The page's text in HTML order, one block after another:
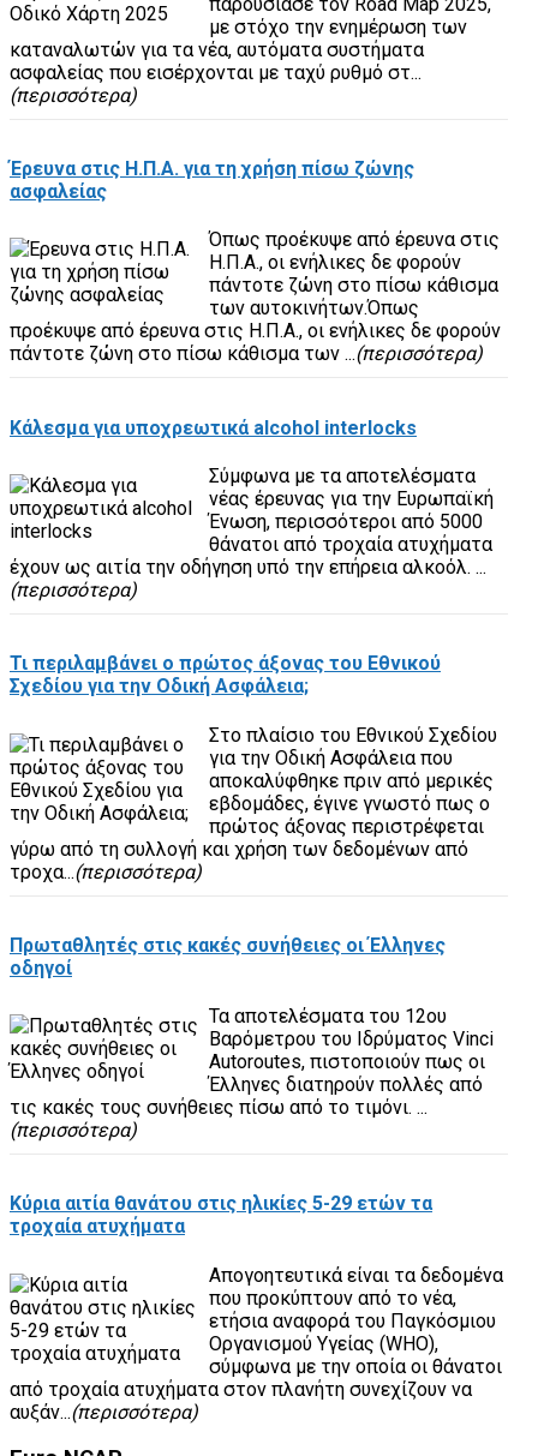
με στόχο την ενημέρωση των
καταναλωτών για τα νέα, αυτόματα συστήματα
ασφαλείας που εισέρχονται με ταχύ ρυθμό στ...
(περισσότερα)
Έρευνα στις Η.Π.Α. για τη χρήση πίσω ζώνης
ασφαλείας
Όπως προέκυψε από έρευνα στις
Η.Π.Α., οι ενήλικες δε φορούν
πάντοτε ζώνη στο πίσω κάθισμα
των αυτοκινήτων.Όπως
προέκυψε από έρευνα στις Η.Π.Α., οι ενήλικες δε φορούν
πάντοτε ζώνη στο πίσω κάθισμα των ...(περισσότερα)
Κάλεσμα για υποχρεωτικά alcohol interlocks
Σύμφωνα με τα αποτελέσματα
νέας έρευνας για την Ευρωπαϊκή
Ένωση, περισσότεροι από 5000
θάνατοι από τροχαία ατυχήματα
έχουν ως αιτία την οδήγηση υπό την επήρεια αλκοόλ. ...
(περισσότερα)
Τι περιλαμβάνει ο πρώτος άξονας του Εθνικού
Σχεδίου για την Οδική Ασφάλεια;
Στο πλαίσιο του Εθνικού Σχεδίου
για την Οδική Ασφάλεια που
αποκαλύφθηκε πριν από μερικές
εβδομάδες, έγινε γνωστό πως ο
πρώτος άξονας περιστρέφεται
γύρω από τη συλλογή και χρήση των δεδομένων από
τροχα...(περισσότερα)
Πρωταθλητές στις κακές συνήθειες οι Έλληνες
οδηγοί
Τα αποτελέσματα του 12ου
Βαρόμετρου του Ιδρύματος Vinci
Autoroutes, πιστοποιούν πως οι
Έλληνες διατηρούν πολλές από
τις κακές τους συνήθειες πίσω από το τιμόνι. ...
(περισσότερα)
Κύρια αιτία θανάτου στις ηλικίες 5-29 ετών τα
τροχαία ατυχήματα
Απογοητευτικά είναι τα δεδομένα
που προκύπτουν από το νέα,
ετήσια αναφορά του Παγκόσμιου
Οργανισμού Υγείας (WHO),
σύμφωνα με την οποία οι θάνατοι
από τροχαία ατυχήματα στον πλανήτη συνεχίζουν να
αυξάν...(περισσότερα)